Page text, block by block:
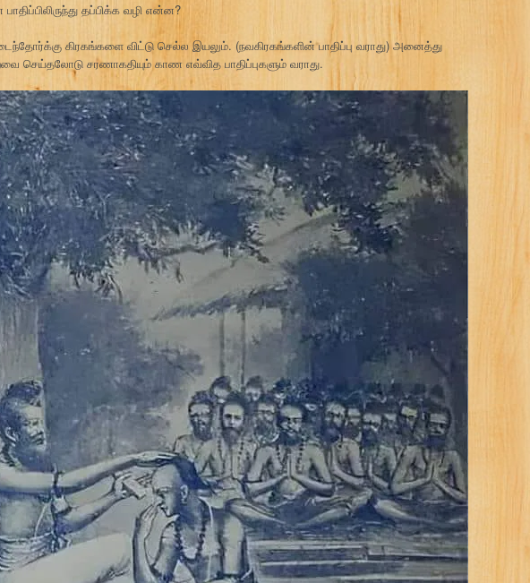
தப்பிக்க வழி என்ன?
கிரகங்களை விட்டு செல்ல இயலும். (நவகிரகங்களின் பாதிப்பு வராது) அனைத்து
செய்தலோடு சரணாகதியும் காண எவ்வித பாதிப்புகளும் வராது.